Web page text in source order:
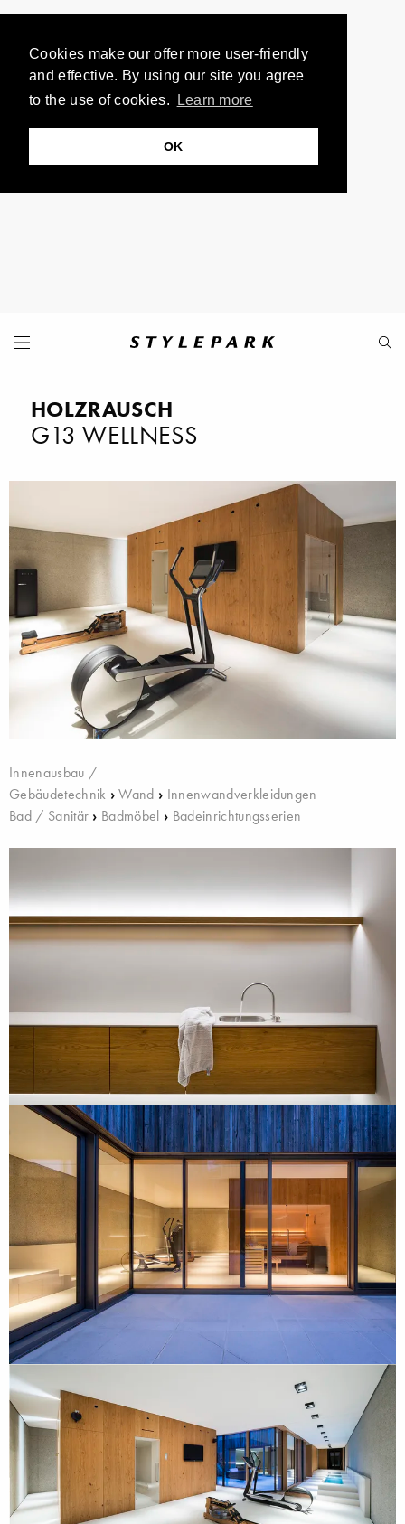
Cookies make our offer more user-friendly
and effective. By using our site you agree
to the use of cookies.
Learn more
OK
HOLZRAUSCH
G13 WELLNESS
Innenausbau /
Gebäudetechnik ›Wand › Innenwandverkleidungen
Bad / Sanitär › Badmöbel › Badeinrichtungsserien